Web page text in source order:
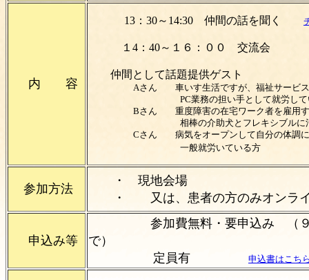
内 容
13：30～14:30 仲間の話を聞く
１4：40～１６：００ 交流会
仲間として話題提供ゲスト
Aさん 車いす生活ですが、福祉サービスを
PC業務の担い手として就労してい
Bさん 重度障害の在宅ワーク者を雇用する
相棒の介助犬とフレキシブルに活
Cさん 病気をオープンして自分の体調に合
一般就労いている方
参加方法
・ 現地会場
・ 又は、患者の方のみオンライ
申込み等
参加費無料・要申込み （９
で）
定員有
申込書はこち